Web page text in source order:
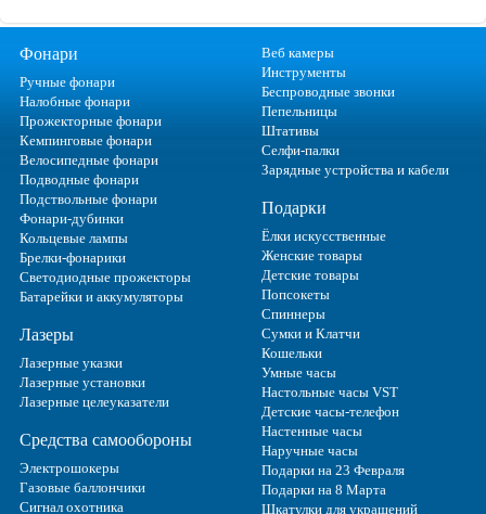
Фонари
Ручные фонари
Налобные фонари
Прожекторные фонари
Кемпинговые фонари
Велосипедные фонари
Подводные фонари
Подствольные фонари
Фонари-дубинки
Кольцевые лампы
Брелки-фонарики
Светодиодные прожекторы
Батарейки и аккумуляторы
Лазеры
Лазерные указки
Лазерные установки
Лазерные целеуказатели
Средства самообороны
Электрошокеры
Газовые баллончики
Сигнал охотника
Веб камеры
Инструменты
Беспроводные звонки
Пепельницы
Штативы
Селфи-палки
Зарядные устройства и кабели
Подарки
Ёлки искусственные
Женские товары
Детские товары
Попсокеты
Спиннеры
Сумки и Клатчи
Кошельки
Умные часы
Настольные часы VST
Детские часы-телефон
Настенные часы
Наручные часы
Подарки на 23 Февраля
Подарки на 8 Марта
Шкатулки для украшений